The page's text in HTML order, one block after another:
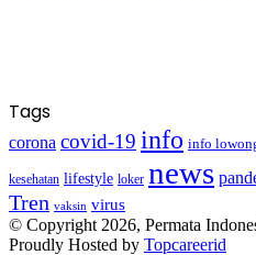
Tags
corona covid-19 info info
kesehatan lifestyle loker news
Tren vaksin virus
© Copyright 2026, Permata
Proudly Hosted by Topcareerid